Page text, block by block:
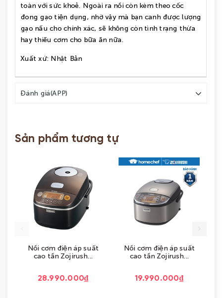
toàn với sức khoẻ. Ngoài ra nồi còn kèm theo cốc
đong gạo tiện dụng, nhờ vậy mà bạn canh được lượng
gạo nấu cho chính xác, sẽ không còn tình trạng thừa
hay thiếu cơm cho bữa ăn nữa.
Xuất xứ: Nhật Bản
Đánh giá(APP)
Sản phẩm tương tự
Nồi cơm điện áp suất
cao tần Zojirush...
28.990.000₫
Nồi cơm điện áp suất
cao tần Zojirush...
19.990.000₫